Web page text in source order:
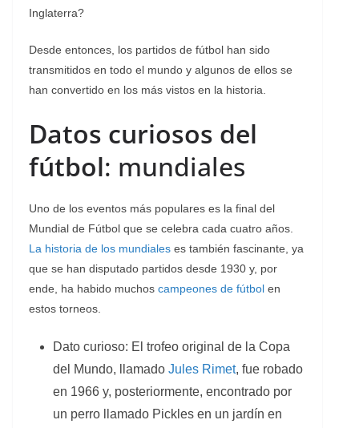
Inglaterra?
Desde entonces, los partidos de fútbol han sido
transmitidos en todo el mundo y algunos de ellos se
han convertido en los más vistos en la historia.
Datos curiosos del
fútbol: mundiales
Uno de los eventos más populares es la final del
Mundial de Fútbol que se celebra cada cuatro años.
La historia de los mundiales es también fascinante, ya
que se han disputado partidos desde 1930 y, por
ende, ha habido muchos campeones de fútbol en
estos torneos.
Dato curioso: El trofeo original de la Copa
del Mundo, llamado Jules Rimet, fue robado
en 1966 y, posteriormente, encontrado por
un perro llamado Pickles en un jardín en